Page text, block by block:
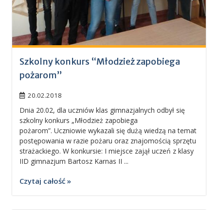
Szkolny konkurs “Młodzież zapobiega
pożarom”
20.02.2018
Dnia 20.02, dla uczniów klas gimnazjalnych odbył się
szkolny konkurs „Młodzież zapobiega
pożarom”. Uczniowie wykazali się dużą wiedzą na temat
postępowania w razie pożaru oraz znajomością sprzętu
strażackiego. W konkursie: I miejsce zajął uczeń z klasy
IID gimnazjum Bartosz Karnas II ...
Czytaj całość »